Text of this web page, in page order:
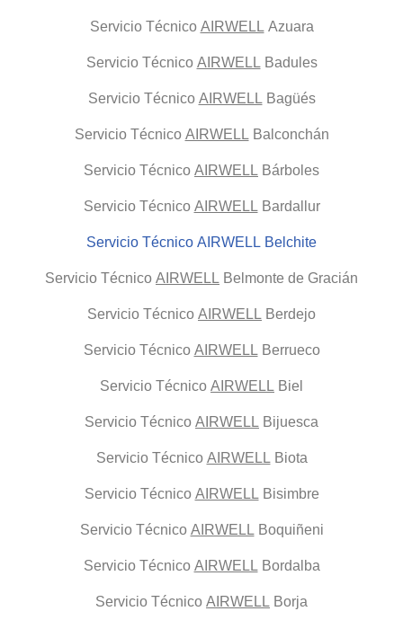
Servicio Técnico AIRWELLAzuara
Servicio Técnico AIRWELLBadules
Servicio Técnico AIRWELLBagüés
Servicio Técnico AIRWELLBalconchán
Servicio Técnico AIRWELL Bárboles
Servicio Técnico AIRWELLBardallur
Servicio Técnico AIRWELL Belchite
Servicio Técnico AIRWELL Belmonte de Gracián
Servicio Técnico AIRWELL Berdejo
Servicio Técnico AIRWELLBerrueco
Servicio Técnico AIRWELL Biel
Servicio Técnico AIRWELL Bijuesca
Servicio Técnico AIRWELLBiota
Servicio Técnico AIRWELLBisimbre
Servicio Técnico AIRWELLBoquiñeni
Servicio Técnico AIRWELLBordalba
Servicio Técnico AIRWELL Borja